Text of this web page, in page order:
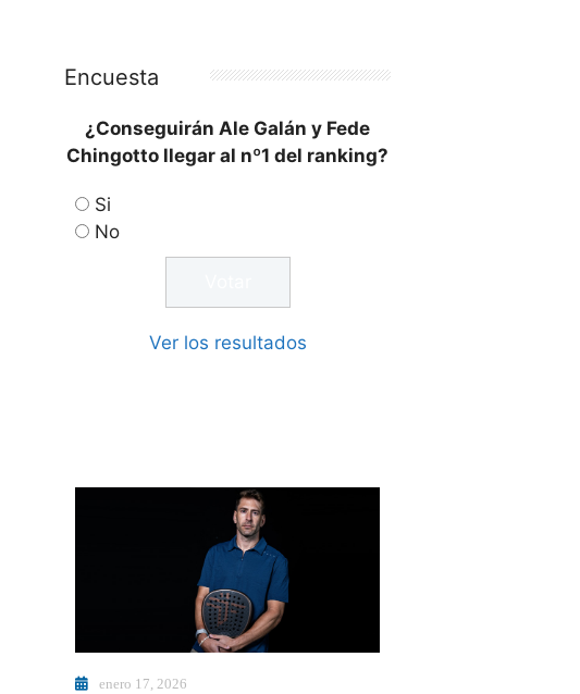
Encuesta
¿Conseguirán Ale Galán y Fede
Chingotto llegar al nº1 del ranking?
Si
No
Ver los resultados
enero 17, 2026